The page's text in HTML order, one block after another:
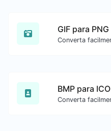
GIF para PNG
BMP para ICO